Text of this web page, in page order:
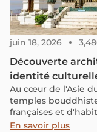
juin 18, 2026
Découverte
identité
Au cœur de l'Asie
temples
françaises et
Chaque édifice
En savoir plus